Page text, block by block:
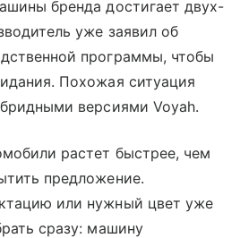
бренда достигает двух-
уже заявил об
программы, чтобы
Похожая ситуация
версиями Voyah.
растет быстрее, чем
предложение.
или нужный цвет уже
сразу: машину